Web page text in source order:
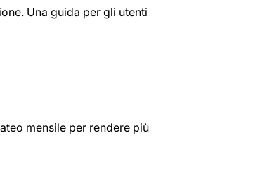
Una guida per gli utenti
mensile per rendere più